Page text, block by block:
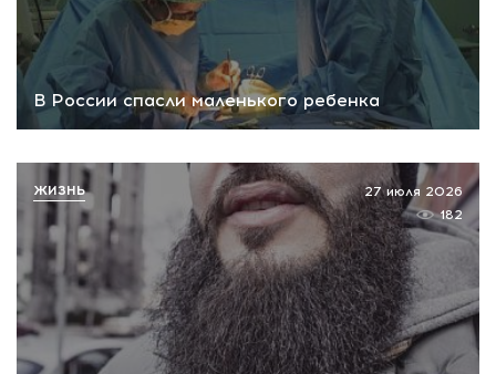
В России спасли маленького ребенка
27 июля 2026
182
ЖИЗНЬ